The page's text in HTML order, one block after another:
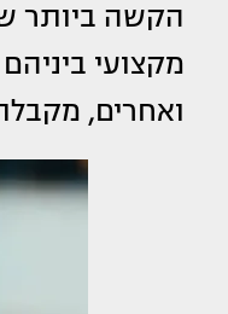
הקשה ביותר
מקצועי
ואחרים,